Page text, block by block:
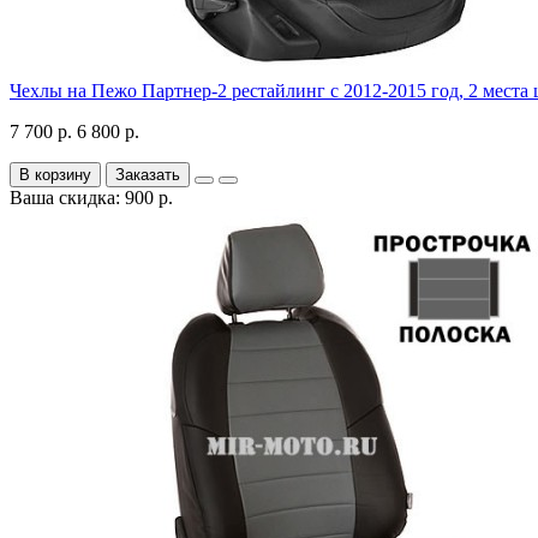
Чехлы на Пежо Партнер-2 рестайлинг с 2012-2015 год, 2 места
7 700 р. 6 800 р.
В корзину Заказать
Ваша скидка: 900 р.